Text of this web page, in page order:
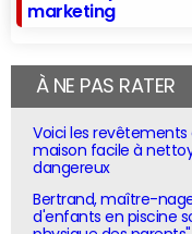
marketing
À NE PAS RATER
Voici les revêtements
maison facile à
dangereux
Bertrand, maître-
d'enfants en piscine